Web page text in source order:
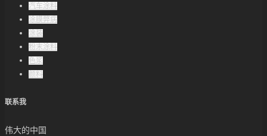
汽车涂料
涂膜弊病
涂装
粉末涂料
色浆
颜料
联系我
伟大的中国